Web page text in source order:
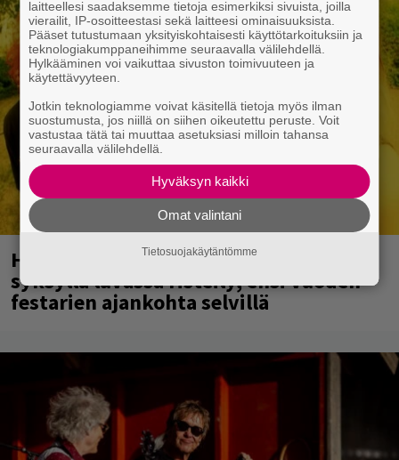
Hellsinki Metal Festival oli menestys –
syksyllä luvassa risteily, ensi vuoden
festarien ajankohta selvillä
laitteellesi saadaksemme tietoja esimerkiksi sivuista, joilla
vierailit, IP-osoitteestasi sekä laitteesi ominaisuuksista.
Pääset tutustumaan yksityiskohtaisesti käyttötarkoituksiin ja
teknologiakumppaneihimme seuraavalla välilehdellä.
Hylkääminen voi vaikuttaa sivuston toimivuuteen ja
käytettävyyteen.
Jotkin teknologiamme voivat käsitellä tietoja myös ilman
suostumusta, jos niillä on siihen oikeutettu peruste. Voit
vastustaa tätä tai muuttaa asetuksiasi milloin tahansa
seuraavalla välilehdellä.
Hyväksyn kaikki
Omat valintani
Tietosuojakäytäntömme